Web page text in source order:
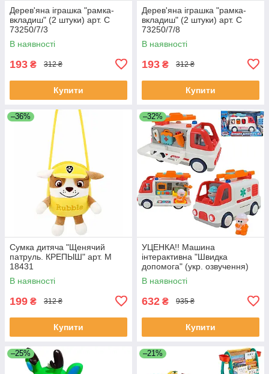
Дерев'яна іграшка "рамка-
вкладиш" (2 штуки) арт. C
73250/7/3
В наявності
193 ₴ 312 ₴
Купити
Дерев'яна іграшка "рамка-
вкладиш" (2 штуки) арт. C
73250/7/8
В наявності
193 ₴ 312 ₴
Купити
–36%
Сумка дитяча "Щенячий
патруль. КРЕПЫШ" арт. M
18431
В наявності
199 ₴ 312 ₴
Купити
–32%
УЦЕНКА!! Машина
інтерактивна "Швидка
допомога" (укр. озвучення)
арт. 46349
В наявності
632 ₴ 935 ₴
Купити
–25% –21%